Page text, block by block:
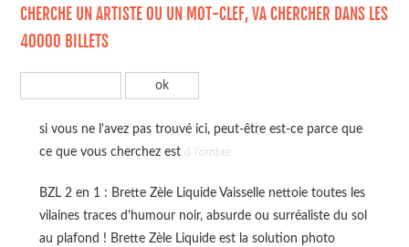
CHERCHE UN ARTISTE OU UN MOT-CLEF, VA CHERCHER DANS LES
40000 BILLETS
si vous ne l'avez pas trouvé ici, peut-être est-ce parce que
ce que vous cherchez est à l'ombre
BZL 2 en 1 : Brette Zèle Liquide Vaisselle nettoie toutes les
vilaines traces d'humour noir, absurde ou surréaliste du sol
au plafond ! Brette Zèle Liquide est la solution photo